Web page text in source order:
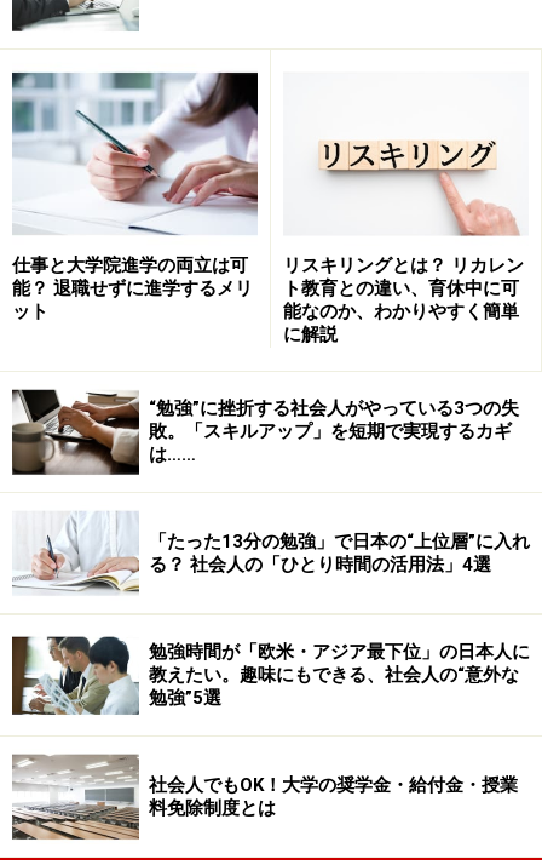
■2. 教育ローンを借りる予定なら、これも在職中に！
無職や学生では、国や銀行の学生ローンを借りることは
きましょう。
【参照】元社会人はお断り!?学生が借りられない学生ロ
ーン
■3. 職歴をまとめておく
辞める時に見落としがちなのがコレ。大学卒業後は、再
び「就職活動」が待っています。今のうちに現段階での
職務経歴書をまとめて整理しておきましょう。後で絶対
役立ちます！
【参照】社会人学生の就職活動
【参考】All About「転職のノウハウ」転職活動の応募の
コツ
■4. 教育訓練給付金を利用するなら、在職時、もしくは
仕事と大学院進学の両立は可
能？ 退職せずに進学するメリ
ット
リスキリングとは？ リカレン
ト教育との違い、育休中に可
能なのか、わかりやすく簡単
に解説
“勉強”に挫折する社会人がやっている3つの失
敗。「スキルアップ」を短期で実現するカギ
は……
「たった13分の勉強」で日本の“上位層”に入れ
る？ 社会人の「ひとり時間の活用法」4選
勉強時間が「欧米・アジア最下位」の日本人に
教えたい。趣味にもできる、社会人の“意外な
勉強”5選
社会人でもOK！大学の奨学金・給付金・授業
料免除制度とは